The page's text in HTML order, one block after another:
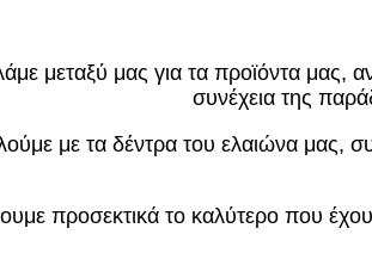
μεταξύ μας για τα προϊόντα μας,
συνέχεια της
με τα δέντρα του ελαιώνα μας,
προσεκτικά το καλύτερο που